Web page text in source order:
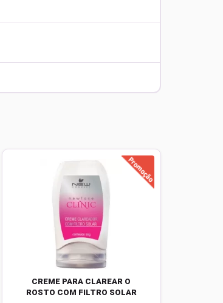
CREME PARA CLAREAR O
ROSTO COM FILTRO SOLAR